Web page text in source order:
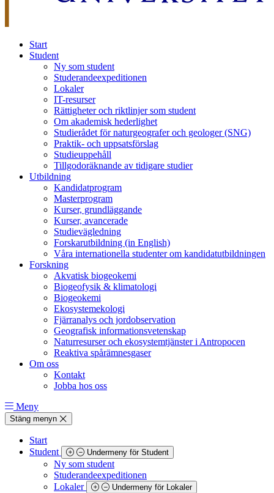
Start
Student
Ny som student
Studerandeexpeditionen
Lokaler
IT-resurser
Rättigheter och riktlinjer som student
Om akademisk hederlighet
Studierådet för naturgeografer och geologer (SNG)
Praktik- och uppsatsförslag
Studieuppehåll
Tillgodoräknande av tidigare studier
Utbildning
Kandidatprogram
Masterprogram
Kurser, grundläggande
Kurser, avancerade
Studievägledning
Forskarutbildning (in English)
Våra internationella studenter om kandidatutbildningen
Forskning
Akvatisk biogeokemi
Biogeofysik & klimatologi
Biogeokemi
Ekosystemekologi
Fjärranalys och jordobservation
Geografisk informationsvetenskap
Naturresurser och ekosystemtjänster i Antropocen
Reaktiva spårämnesgaser
Om oss
Kontakt
Jobba hos oss
Meny
Stäng menyn
Start
Student
Undermeny för Student
Ny som student
Studerandeexpeditionen
Lokaler
Undermeny för Lokaler